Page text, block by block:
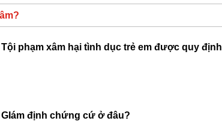
Tội phạm xâm hại tình dục trẻ em được quy
GIám định chứng cứ ở đâu?